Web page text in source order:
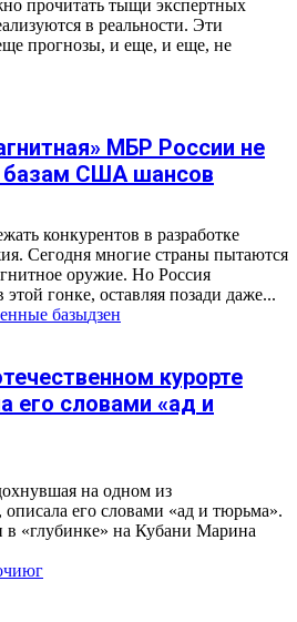
прочитать тыщи экспертных
в реальности. Эти
прогнозы, и еще, и еще, не
МБР России не
базам США шансов
конкурентов в разработке
Сегодня многие страны пытаются
оружие. Но Россия
гонке, оставляя позади даже...
базыдзен
курорте
его словами «ад и
на одном из
описала его словами «ад и тюрьма».
«глубинке» на Кубани Марина
юг